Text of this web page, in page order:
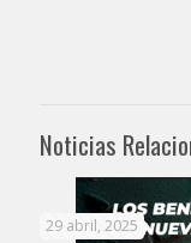
Noticias
29 abril, 2025